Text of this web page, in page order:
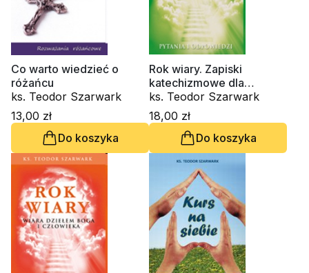
Co warto wiedzieć o
różańcu
ks. Teodor Szarwark
13,00 zł
Do koszyka
Rok wiary. Zapiski
katechizmowe dla
niewiedzących
ks. Teodor Szarwark
18,00 zł
Do koszyka